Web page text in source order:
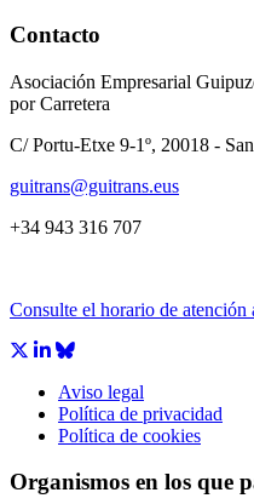
Contacto
Asociación Empresarial
por Carretera
C/ Portu-Etxe 9-1º, 20018 -
guitrans@guitrans.eus
+34 943 316 707
Consulte el horario de atención
Aviso legal
Política de privacidad
Política de cookies
Organismos en los que